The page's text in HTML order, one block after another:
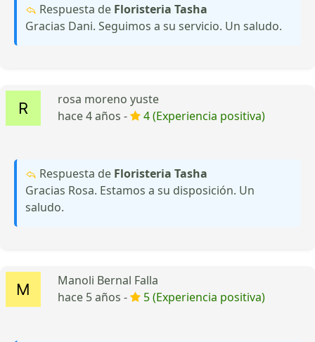
Respuesta de Floristeria Tasha
Gracias Dani. Seguimos a su servicio. Un saludo.
rosa moreno yuste
hace 4 años -
4 (Experiencia positiva)
Respuesta de Floristeria Tasha
Gracias Rosa. Estamos a su disposición. Un
saludo.
Manoli Bernal Falla
hace 5 años -
5 (Experiencia positiva)